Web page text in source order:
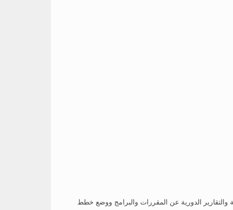
والتقارير الدورية عن المقررات والبرامج ووضع خطط